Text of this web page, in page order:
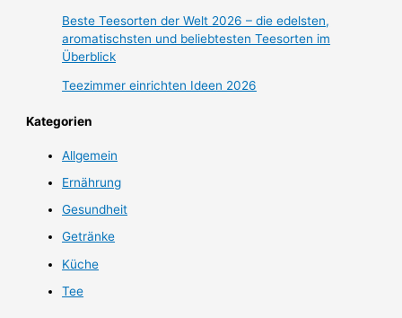
Beste Teesorten der Welt 2026 – die edelsten,
aromatischsten und beliebtesten Teesorten im
Überblick
Teezimmer einrichten Ideen 2026
Kategorien
Allgemein
Ernährung
Gesundheit
Getränke
Küche
Tee